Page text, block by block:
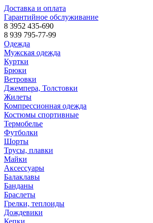
Доставка и оплата
Гарантийное обслуживание
8 3952 435-690
8 939 795-77-99
Одежда
Мужская одежда
Куртки
Брюки
Ветровки
Джемпера, Толстовки
Жилеты
Компрессионная одежда
Костюмы спортивные
Термобелье
Футболки
Шорты
Трусы, плавки
Майки
Аксессуары
Балаклавы
Банданы
Браслеты
Грелки, теплоиды
Дождевики
Кепки